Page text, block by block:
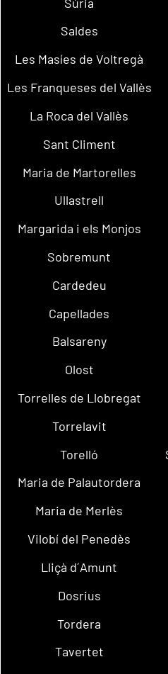
Saldes
Les Masíes de Voltregà
Les Franqueses del Vallès
La Roca del Vallès
Sant Climent
Maria de Martorelles
Ullastrell
Margarida i els Monjos
Sobremunt
Cardedeu
Capellades
Balsareny
Olost
Torrelles de Llobregat
Torrelavit
Torelló
Maria de Palautordera
Maria de Merlès
Vilobí del Penedès
Lliçà d´Amunt
Dosrius
Tordera
Tavertet